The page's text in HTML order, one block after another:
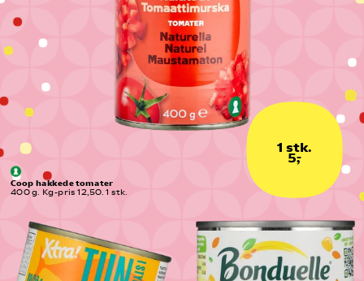
1 stk.
5,-
Coop hakkede tomater
400 g. Kg-pris 12,50. 1 stk.